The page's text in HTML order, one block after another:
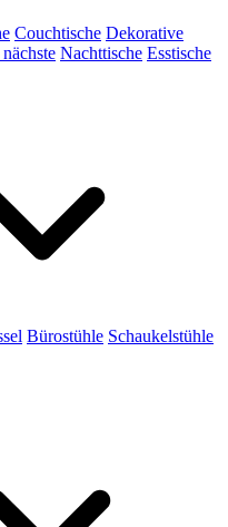
Couchtische Dekorative
Nachttische Esstische
Bürostühle Schaukelstühle